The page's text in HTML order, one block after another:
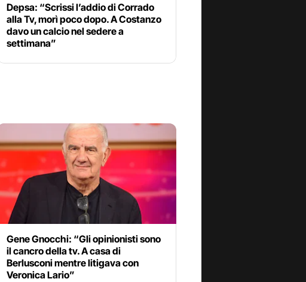
Depsa: “Scrissi l’addio di Corrado
alla Tv, morì poco dopo. A Costanzo
davo un calcio nel sedere a
settimana”
Gene Gnocchi: “Gli opinionisti sono
il cancro della tv. A casa di
Berlusconi mentre litigava con
Veronica Lario”